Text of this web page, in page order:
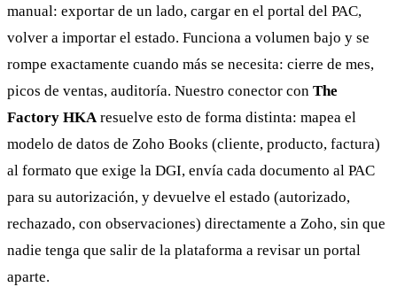
manual: exportar de un lado, cargar en el portal del PAC,
volver a importar el estado. Funciona a volumen bajo y se
rompe exactamente cuando más se necesita: cierre de mes,
picos de ventas, auditoría. Nuestro conector con The
Factory HKAresuelve esto de forma distinta: mapea el
modelo de datos de Zoho Books (cliente, producto, factura)
al formato que exige la DGI, envía cada documento al PAC
para su autorización, y devuelve el estado (autorizado,
rechazado, con observaciones) directamente a Zoho, sin que
nadie tenga que salir de la plataforma a revisar un portal
aparte.